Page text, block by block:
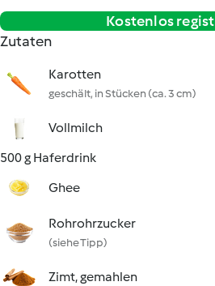
Kostenlos
Zutaten
Karotten
geschält, in Stücken (ca. 3 cm)
Vollmilch
500 g Haferdrink
Ghee
Rohrohrzucker
(siehe Tipp)
Zimt, gemahlen